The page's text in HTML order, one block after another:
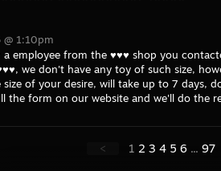
1:10pm
a employee from the ♥♥♥ shop you
we don't have any toy of such size,
of your desire, will take up to 7 days,
the form on our website and we'll do the
< 1 2 3 4 5 6 ... 97